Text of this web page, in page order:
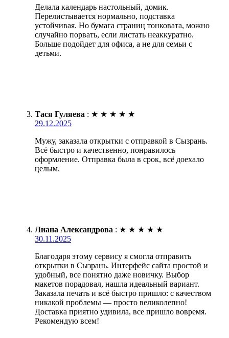
Делала календарь настольный, домик.
Перелистывается нормально, подставка
устойчивая. Но бумага страниц тонковата, можно
случайно порвать, если листать неаккуратно.
Больше подойдет для офиса, а не для семьи с
детьми.
Тася Гуляева : ★ ★ ★ ★ ★
29.12.2025
Мужу, заказала открытки с отправкой в Сызрань.
Всё быстро и качественно, понравилось
оформление. Отправка была в срок, всё доехало
целым.
Лиана Александрова : ★ ★ ★ ★ ★
30.11.2025
Благодаря этому сервису я смогла отправить
открытки в Сызрань. Интерфейс сайта простой и
удобный, все понятно даже новичку. Выбор
макетов порадовал, нашла идеальный вариант.
Заказала печать и всё быстро пришло: с качеством
никакой проблемы — просто великолепно!
Доставка приятно удивила, все пришло вовремя.
Рекомендую всем!